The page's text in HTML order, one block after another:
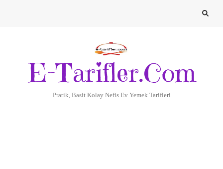
E-Tarifler.Com
Pratik, Basit Kolay Nefis Ev Yemek Tarifleri